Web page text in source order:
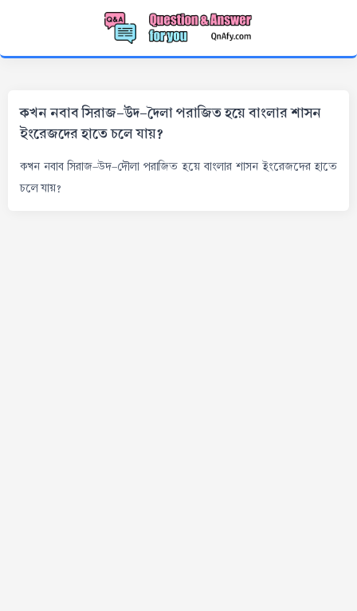
কখন নবাব সিরাজ-উদ-দৈলা পরাজিত হয়ে বাংলার শাসন
ইংরেজদের হাতে চলে যায়?
কখন নবাব সিরাজ-উদ-দৌলা পরাজিত হয়ে বাংলার শাসন ইংরেজদের হাতে
চলে যায়?